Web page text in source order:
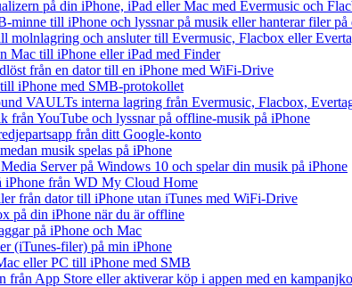
på din iPhone, iPad eller Mac med Evermusic och
minne till iPhone och lyssnar på musik eller hanterar filer på
molnlagring och ansluter till Evermusic, Flacbox eller
Mac till iPhone eller iPad med Finder
från en dator till en iPhone med WiFi-Drive
iPhone med SMB-protokollet
VAULTs interna lagring från Evermusic, Flacbox,
från YouTube och lyssnar på offline-musik på iPhone
från ditt Google-konto
musik spelas på iPhone
Server på Windows 10 och spelar din musik på iPhone
iPhone från WD My Cloud Home
från dator till iPhone utan iTunes med WiFi-Drive
på din iPhone när du är offline
på iPhone och Mac
(iTunes-filer) på min iPhone
eller PC till iPhone med SMB
från App Store eller aktiverar köp i appen med en